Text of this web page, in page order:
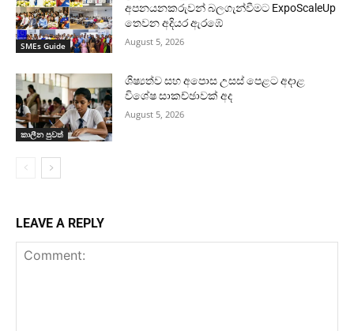
SMEs Guide
අපනයනකරුවන් බලගැන්වීමට ExpoScaleUp
තෙවන අදියර ඇරඹේ
August 5, 2026
කාලීන පුවත්
ශිෂ්‍යත්ව සහ අපොස උසස් පෙළට අදාළ
විශේෂ සාකච්ඡාවක් අද
August 5, 2026
LEAVE A REPLY